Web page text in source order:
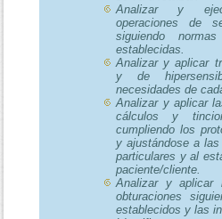
Analizar y
operaciones de
siguiendo
establecidas.
Analizar y aplicar
y de
necesidades de
Analizar y aplicar
cálculos y
cumpliendo los
y ajustándose a
particulares y al
paciente/cliente.
Analizar y
obturaciones
establecidos y las